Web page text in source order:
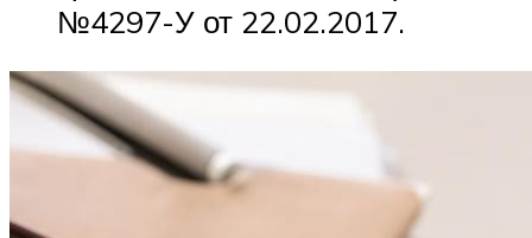
№4297-У от 22.02.2017.